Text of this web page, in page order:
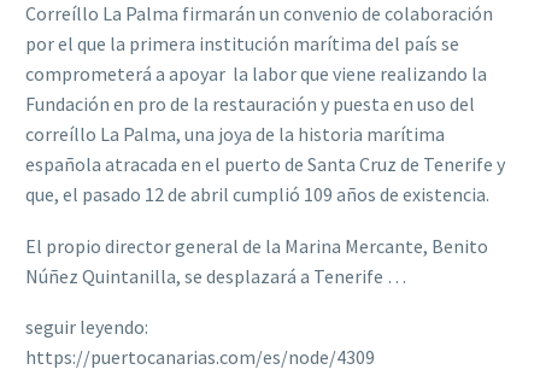
Correíllo La Palma firmarán un convenio de colaboración
por el que la primera institución marítima del país se
comprometerá a apoyar la labor que viene realizando la
Fundación en pro de la restauración y puesta en uso del
correíllo La Palma, una joya de la historia marítima
española atracada en el puerto de Santa Cruz de Tenerife y
que, el pasado 12 de abril cumplió 109 años de existencia.
El propio director general de la Marina Mercante, Benito
Núñez Quintanilla, se desplazará a Tenerife …
seguir leyendo:
https://puertocanarias.com/es/node/4309